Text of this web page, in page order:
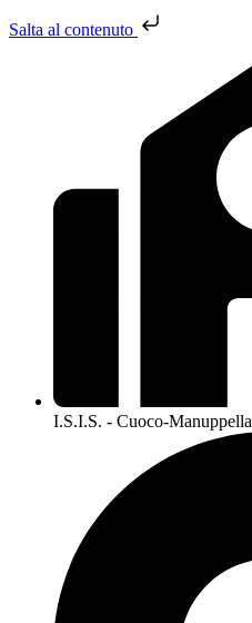
Salta al contenuto
I.S.I.S. - Cuoco-Manuppella